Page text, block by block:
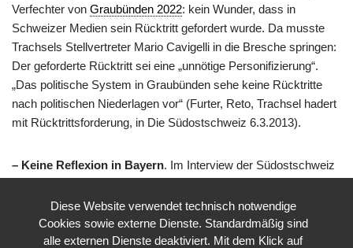
Verfechter von Graubünden 2022: kein Wunder, dass in
Schweizer Medien sein Rücktritt gefordert wurde. Da musste
Trachsels Stellvertreter Mario Cavigelli in die Bresche springen:
Der geforderte Rücktritt sei eine „unnötige Personifizierung“.
„Das politische System in Graubünden sehe keine Rücktritte
nach politischen Niederlagen vor“ (Furter, Reto, Trachsel hadert
mit Rücktrittsforderung, in Die Südostschweiz 6.3.2013).
– Keine Reflexion in Bayern. Im Interview der Südostschweiz
jubilieren die Promotoren jetzt. Allerdings fragt in Bayern
niemand, wieso die Bündnerinnen und Bündner die Spiele nicht
wollten“ (Berger, Olivier, Im Alpenraum schließen sich die
Diese Website verwendet technisch notwendige
Cookies sowie externe Dienste. Standardmäßig sind
alle externen Dienste deaktiviert. Mit dem Klick auf